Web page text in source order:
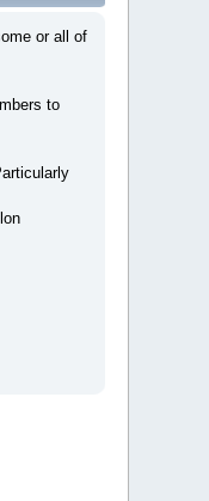
or all of
to